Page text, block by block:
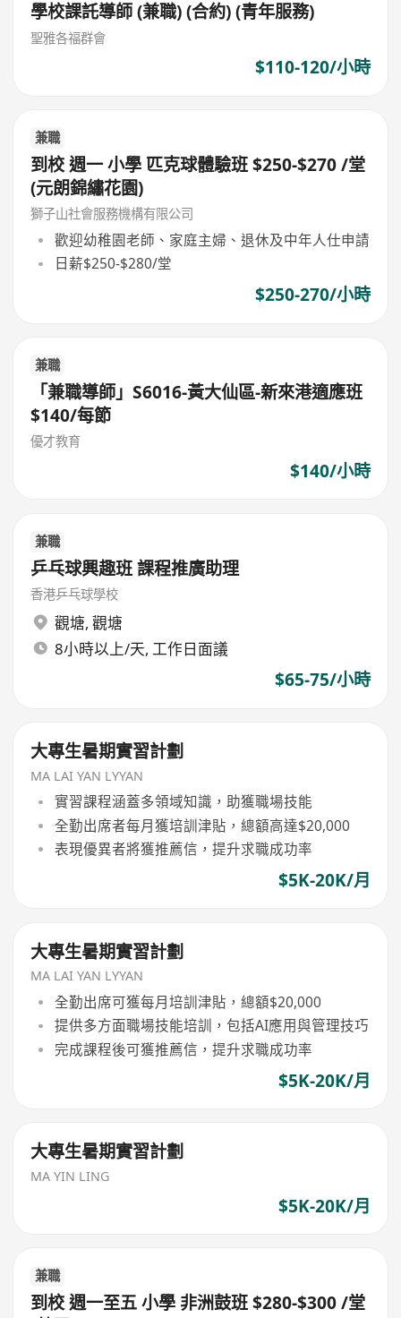
學校課託導師 (兼職) (合約) (青年服務)
聖雅各福群會
$110-120/小時
兼職
到校 週一 小學 匹克球體驗班 $250-$270 /堂
(元朗錦繡花園)
獅子山社會服務機構有限公司
歡迎幼稚園老師、家庭主婦、退休及中年人仕申請
日薪$250-$280/堂
$250-270/小時
兼職
「兼職導師」S6016-黃大仙區-新來港適應班
$140/每節
優才教育
$140/小時
兼職
乒乓球興趣班 課程推廣助理
香港乒乓球學校
觀塘, 觀塘
8小時以上/天, 工作日面議
$65-75/小時
大專生暑期實習計劃
MA LAI YAN LYYAN
實習課程涵蓋多領域知識，助獲職場技能
全勤出席者每月獲培訓津貼，總額高達$20,000
表現優異者將獲推薦信，提升求職成功率
$5K-20K/月
大專生暑期實習計劃
MA LAI YAN LYYAN
全勤出席可獲每月培訓津貼，總額$20,000
提供多方面職場技能培訓，包括AI應用與管理技巧
完成課程後可獲推薦信，提升求職成功率
$5K-20K/月
大專生暑期實習計劃
MA YIN LING
$5K-20K/月
兼職
到校 週一至五 小學 非洲鼓班 $280-$300 /堂